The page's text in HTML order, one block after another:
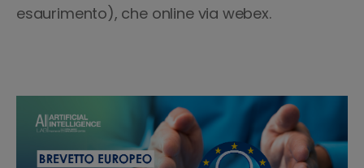
esaurimento), che online via webex.